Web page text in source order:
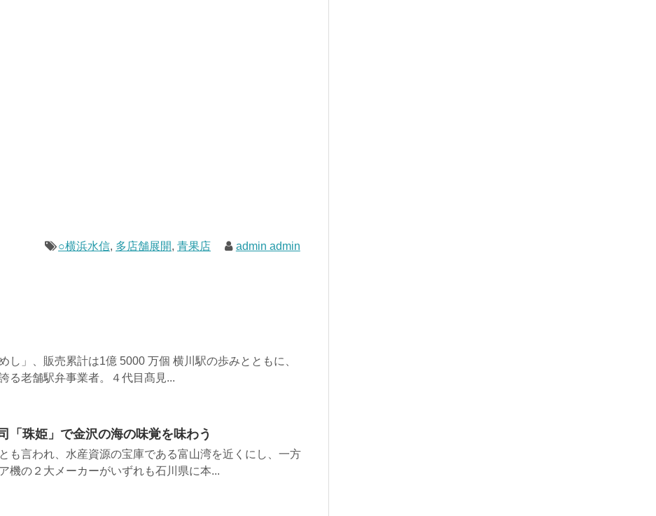
○横浜水信, 多店舗展開,青果店 admin admin
し」、販売累計は1億 5000 万個 横川駅の歩みとともに、
る老舗駅弁事業者。４代目髙見...
「珠姫」で金沢の海の味覚を味わう
も言われ、水産資源の宝庫である富山湾を近くにし、一方
機の２大メーカーがいずれも石川県に本...